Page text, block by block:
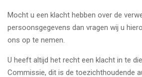
Mocht u een klacht hebben over de
persoonsgegevens dan vragen wij u
ons op te nemen.
U heeft altijd het recht een klacht in te
Commissie, dit is de toezichthoudende